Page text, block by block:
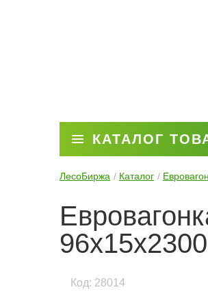
КАТАЛОГ
ЛесоБиржа Каталог
96x15x2300
Код: 28014